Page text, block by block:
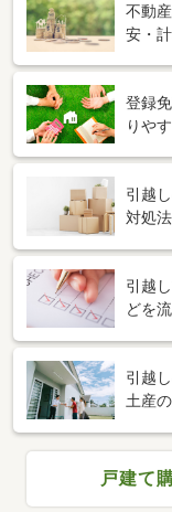
不動
安・
登録
りや
引越
対処
引越
どを
引越
土産
戸建て